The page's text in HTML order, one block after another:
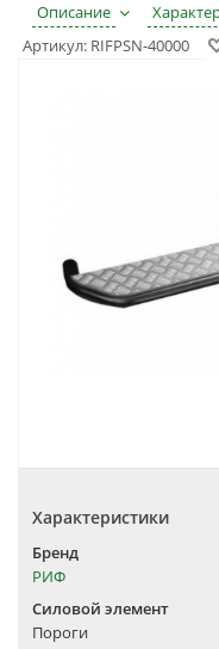
Описание
Артикул: RIFPSN-40000
Характеристики
Бренд
РИФ
Силовой элемент
Пороги